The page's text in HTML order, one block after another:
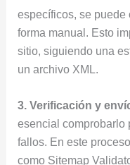
específicos, se puede
forma manual. Esto
sitio, siguiendo una
un archivo XML.
3. Verificación y
esencial comprobarlo
fallos. En este
como Sitemap